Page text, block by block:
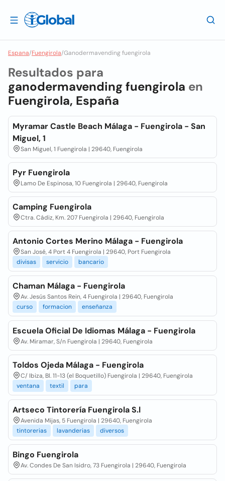
Espana/Fuengirola/Ganodermavending fuengirola
Resultados para
ganodermavending fuengirola en
Fuengirola, España
Myramar Castle Beach Málaga - Fuengirola - San
Miguel, 1
San Miguel, 1 Fuengirola | 29640, Fuengirola
Pyr Fuengirola
Lamo De Espinosa, 10 Fuengirola | 29640, Fuengirola
Camping Fuengirola
Ctra. Cádiz, Km. 207 Fuengirola | 29640, Fuengirola
Antonio Cortes Merino Málaga - Fuengirola
San José, 4 Port 4 Fuengirola | 29640, Port Fuengirola
divisas
servicio bancario
Chaman Málaga - Fuengirola
Av. Jesús Santos Rein, 4 Fuengirola | 29640, Fuengirola
curso
formacion enseñanza
Escuela Oficial De Idiomas Málaga - Fuengirola
Av. Miramar, S/n Fuengirola | 29640, Fuengirola
Toldos Ojeda Málaga - Fuengirola
C/ Ibiza, Bl. 11-13 (el Boquetillo) Fuengirola | 29640, Fuengirola
ventana
textil para
Artseco Tintorería Fuengirola S.l
Avenida Mijas, 5 Fuengirola | 29640, Fuengirola
tintorerias
lavanderias diversos
Bingo Fuengirola
Av. Condes De San Isidro, 73 Fuengirola | 29640, Fuengirola